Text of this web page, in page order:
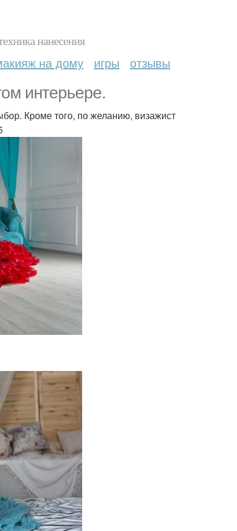
нанесения
на дому игры отзывы
интерьере.
Кроме того, по желанию, визажист